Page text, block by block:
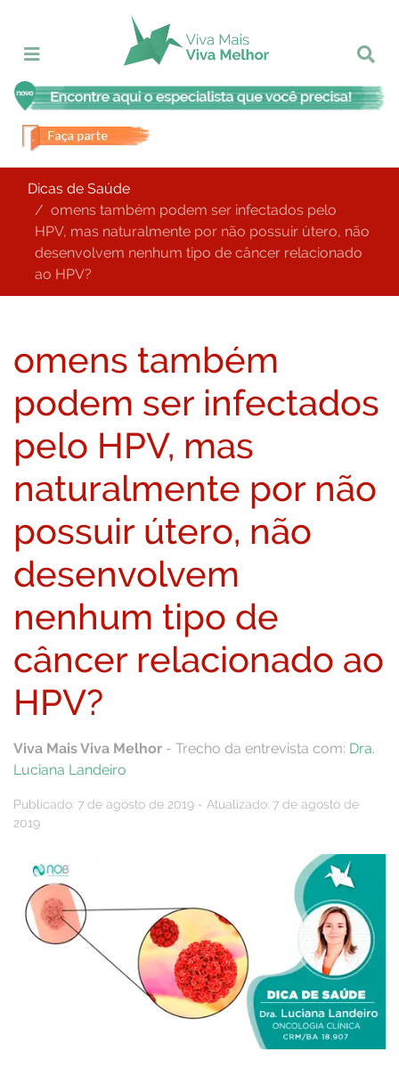
Dicas de Saúde
omens também podem ser infectados pelo
HPV, mas naturalmente por não possuir útero, não
desenvolvem nenhum tipo de câncer relacionado
ao HPV?
omens também
podem ser infectados
pelo HPV, mas
naturalmente por não
possuir útero, não
desenvolvem
nenhum tipo de
câncer relacionado ao
HPV?
Viva Mais Viva Melhor - Trecho da entrevista com: Dra.
Luciana Landeiro
Publicado: 7 de agosto de 2019 - Atualizado: 7 de agosto de
2019